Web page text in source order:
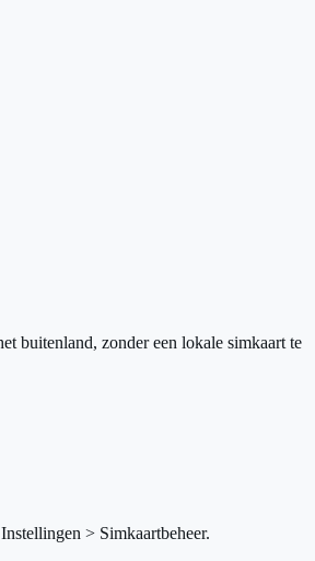
buitenland, zonder een lokale simkaart te
> Simkaartbeheer.